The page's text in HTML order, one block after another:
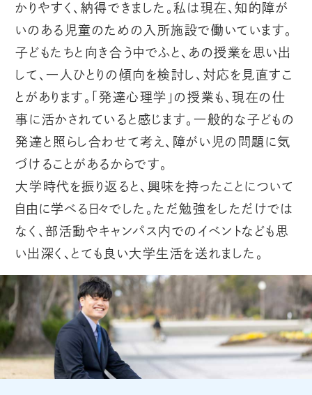
かりやすく、納得できました。私は現在、知的障が
いのある児童のための入所施設で働いています。
子どもたちと向き合う中でふと、あの授業を思い出
して、一人ひとりの傾向を検討し、対応を見直すこ
とがあります。「発達心理学」の授業も、現在の仕
事に活かされていると感じます。一般的な子どもの
発達と照らし合わせて考え、障がい児の問題に気
づけることがあるからです。
大学時代を振り返ると、興味を持ったことについて
自由に学べる日々でした。ただ勉強をしただけでは
なく、部活動やキャンパス内でのイベントなども思
い出深く、とても良い大学生活を送れました。